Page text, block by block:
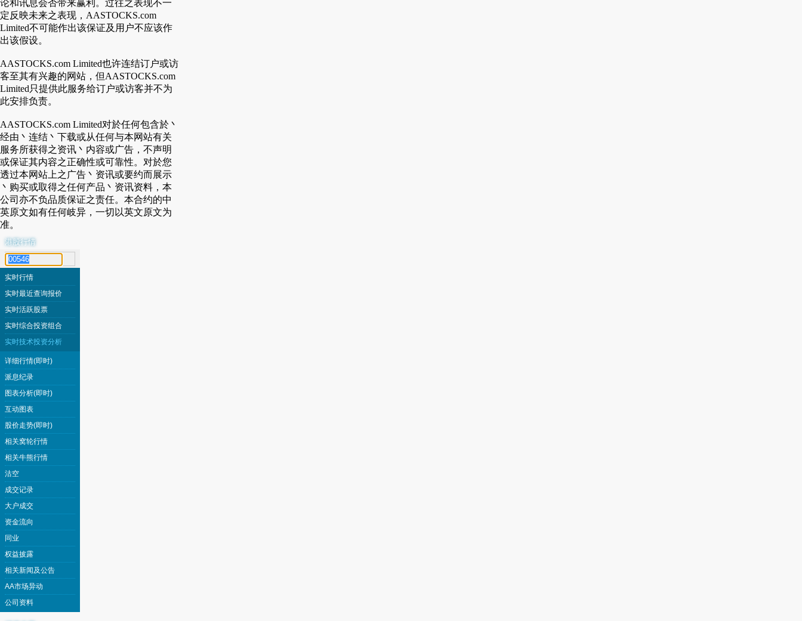
论和讯息会否带来赢利。过往之表现不一
定反映未来之表现，AASTOCKS.com
Limited不可能作出该保证及用户不应该作
出该假设。
AASTOCKS.com Limited也许连结订户或访
客至其有兴趣的网站，但AASTOCKS.com
Limited只提供此服务给订户或访客并不为
此安排负责。
AASTOCKS.com Limited对於任何包含於丶
经由丶连结丶下载或从任何与本网站有关
服务所获得之资讯丶内容或广告，不声明
或保证其内容之正确性或可靠性。对於您
透过本网站上之广告丶资讯或要约而展示
丶购买或取得之任何产品丶资讯资料，本
公司亦不负品质保证之责任。本合约的中
英原文如有任何岐异，一切以英文原文为
准。
港股行情
代号搜寻
实时行情
实时最近查询报价
实时活跃股票
实时综合投资组合
实时技术投资分析
详细行情(即时)
派息纪录
图表分析(即时)
互动图表
股价走势(即时)
相关窝轮行情
相关牛熊行情
沽空
成交记录
大户成交
资金流向
同业
权益披露
相关新闻及公告
AA市场异动
公司资料